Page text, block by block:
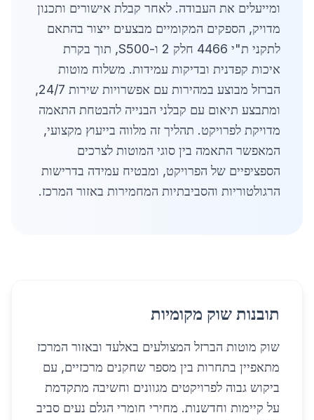
ומייעלים את העבודה. לאחר קבלת אישורים ותכנון
מדויק, הספקים המקומיים מבצעים ייצור בהתאם
לתקני ת"י 4466 חלק 2 ו-S500, תוך בקרת
איכות קפדנית ובדיקות עמידות. משלוח מוטות
הברזל מבוצע במהירות עם אפשרויות שירות 24/7,
ומתבצע תיאום עם קבלני הבנייה להבטחת התאמה
מדויקת לפרויקט. תהליך זה מלווה בייעוץ מקצועי,
המאפשר התאמה בין סוגי המוטות לצרכים
הספציפיים של הפרויקט, ומבטיח עמידה בדרישות
הרגולטוריות והסביבתיות המחמירות באזור המרכז.
תובנות שוק מקומיות
שוק מוטות הברזל המצולעים באלעד ובאזור המרכז
מתאפיין בתחרות בין מספר שחקנים מרכזיים, עם
ביקוש גבוה לפרויקטים מגוונים וחשיבה מתקדמת
על קיימות וחדשנות. מחירי חומרי הגלם נעים סביב